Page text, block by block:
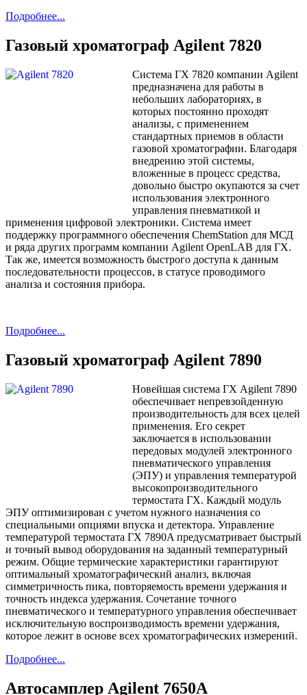
Подробнее...
Газовый хроматограф Agilent 7820
Система ГХ 7820 компании Agilent
предназначена для работы в
небольших лабораториях, в
которых постоянно проходят
анализы, с применением
стандартных приемов в области
газовой хроматографии. Благодаря
внедрению этой системы,
вложенные в процесс средства,
довольно быстро окупаются за счет
использования электронного
управления пневматикой и
применения цифровой электроники. Система имеет
поддержку программного обеспечения ChemStation для МСД
и ряда других программ компании Agilent OpenLAB для ГХ.
Так же, имеется возможность быстрого доступа к данным
последовательности процессов, в статусе проводимого
анализа и состояния прибора.
Подробнее...
Газовый хроматограф Agilent 7890
Новейшая система ГХ Agilent 7890
обеспечивает непревзойденную
производительность для всех целей
применения. Его секрет
заключается в использовании
передовых модулей электронного
пневматического управления
(ЭПУ) и управления температурой
высокопроизводительного
термостата ГХ. Каждый модуль
ЭПУ оптимизирован с учетом нужного назначения со
специальными опциями впуска и детектора. Управление
температурой термостата ГХ 7890A предусматривает быстрый
и точный вывод оборудования на заданный температурный
режим. Общие термические характеристики гарантируют
оптимальный хроматографический анализ, включая
симметричность пика, повторяемость времени удержания и
точность индекса удержания. Сочетание точного
пневматического и температурного управления обеспечивает
исключительную воспроизводимость времени удержания,
которое лежит в основе всех хроматографических измерений.
Подробнее...
Автосамплер Agilent 7650A